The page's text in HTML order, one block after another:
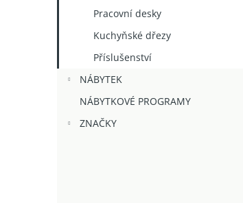
Pracovní desky
Kuchyňské dřezy
Příslušenství
NÁBYTEK
NÁBYTKOVÉ PROGRAMY
ZNAČKY